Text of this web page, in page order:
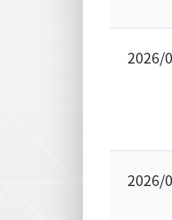
2026/
2026/